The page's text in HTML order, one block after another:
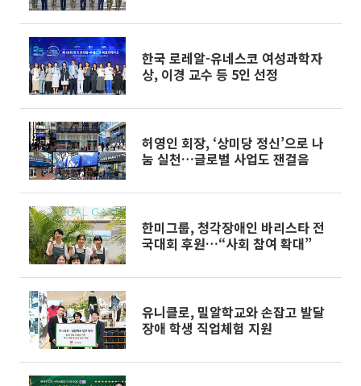
한국 로레알-유네스코 여성과학자
상, 이경 교수 등 5인 선정
허영인 회장, ‘상미당 정신’으로 나
눔 실천…글로벌 사업도 잰걸음
한미그룹, 청각장애인 바리스타 전
국대회 후원…“사회 참여 확대”
유니클로, 밀알학교와 손잡고 발달
장애 학생 직업체험 지원